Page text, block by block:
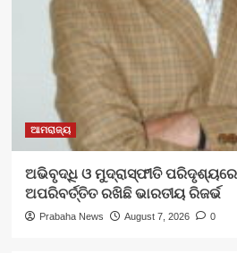
ଆମରାଜ୍ୟ
ଅଭିବୃଦ୍ଧି ଓ ମୁଦ୍ରାସ୍ଫୀତି
ଅପରିବର୍ତ୍ତିତ ରଖିଛି ଭାରତୀୟ ରିଜର୍ଭ
Prabaha News August 7, 2026 0